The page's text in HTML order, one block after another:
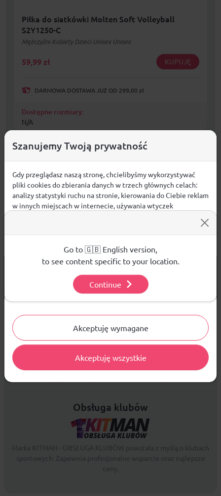
Piłka do siatkówki Molten Soft Volleyball
S2Y1250-C
Mężczyźni Kobiety Dzieci Unisex Unisex
59,99 zł KUPUJĘ
DARMOWA DOSTAWA JUŻ OD 299,00 zł
Dostępne rozmiary:
N/A
DARMOWA WYSYŁKAod 299 PLN
14 DNINA ZWROT TOWARU
Sprzedaż hurtowa
Platforma B2B zapewnia profesjonalną obsługę biznesową i
Obsługa klubów
Szanujemy Twoją prywatność
Gdy przeglądasz naszą stronę, chcielibyśmy wykorzystywać
pliki cookies do zbierania danych w trzech głównych celach:
analizy statystyki ruchu na stronie, kierowania do Ciebie reklam
w innych miejscach w internecie, używania wtyczek
używanych plików cookies.
Aby dowiedzieć się więcej o plikach cookie i tym, jak
wykorzystujemy Twoje dane, odwiedź naszą Polityką
Akceptuję wymagane
Akceptuję wszystkie
Go to 🇬🇧 English version,
to see content specific to your location.
Continue